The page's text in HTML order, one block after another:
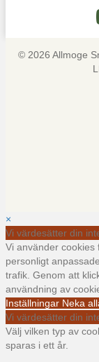
© 2026 Allmoge
×
Vi värdesätter din
Vi använder cookies
personligt
trafik. Genom att
användning av
Inställningar Neka
Vi värdesätter din
Välj vilken typ av
sparas i ett år.